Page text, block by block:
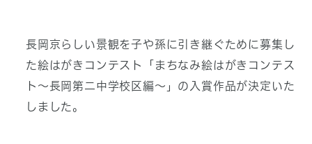
長岡京らしい景観を子や孫に引き継ぐために募集し
た絵はがきコンテスト「まちなみ絵はがきコンテス
ト～長岡第二中学校区編～」の入賞作品が決定いた
しました。